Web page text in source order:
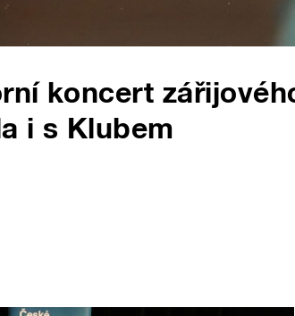
koncert
i s Klubem